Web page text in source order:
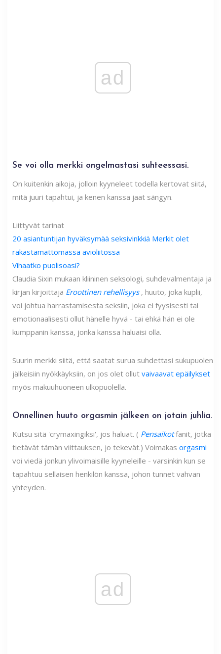
ad
Se voi olla merkki ongelmastasi suhteessasi.
On kuitenkin aikoja, jolloin kyyneleet todella kertovat siitä,
mitä juuri tapahtui, ja kenen kanssa jaat sängyn.
Liittyvät tarinat
20 asiantuntijan hyväksymää seksivinkkiä Merkit olet
rakastamattomassa avioliitossa
Vihaatko puolisoasi?
Claudia Sixin mukaan kliininen seksologi, suhdevalmentaja ja
kirjan kirjoittaja Eroottinen rehellisyys , huuto, joka kuplii,
voi johtua harrastamisesta seksiin, joka ei fyysisesti tai
emotionaalisesti ollut hänelle hyvä - tai ehkä hän ei ole
kumppanin kanssa, jonka kanssa haluaisi olla.
Suurin merkki siitä, että saatat surua suhdettasi sukupuolen
jälkeisiin nyökkäyksiin, on jos olet ollut vaivaavat epäilykset
myös makuuhuoneen ulkopuolella.
Onnellinen huuto orgasmin jälkeen on jotain juhlia.
Kutsu sitä 'crymaxingiksi', jos haluat. ( Pensaikot fanit, jotka
tietävät tämän viittauksen, jo tekevät.) Voimakas orgasmi
voi viedä jonkun ylivoimaisille kyyneleille - varsinkin kun se
tapahtuu sellaisen henkilön kanssa, johon tunnet vahvan
yhteyden.
ad